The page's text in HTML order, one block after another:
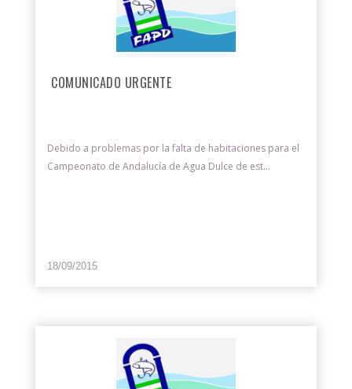
COMUNICADO URGENTE
Debido a problemas por la falta de habitaciones para el
Campeonato de Andalucía de Agua Dulce de est...
18/09/2015